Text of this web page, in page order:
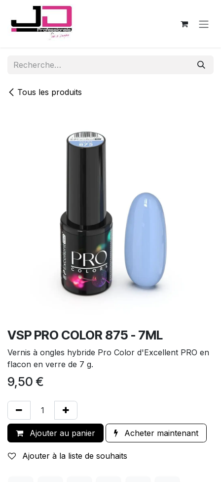
Se rendre au contenu
Tous les produits
VSP PRO COLOR 875 - 7ML
Vernis à ongles hybride Pro Color d'Excellent PRO en
flacon en verre de 7 g.
9,50 €
Ajouter au panier Acheter maintenant
Ajouter à la liste de souhaits